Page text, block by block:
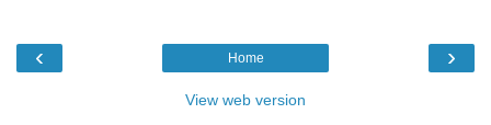
‹ ›
Home
View web version